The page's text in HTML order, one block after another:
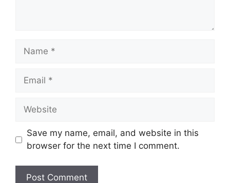
Name
Email
Website
Save my name, email, and website in this
browser for the next time I comment.